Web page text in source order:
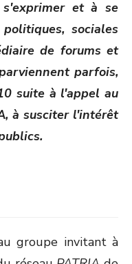
et à se
sociales
de forums et
parfois,
suite à l'appel au
à susciter l'intérêt
groupe invitant à